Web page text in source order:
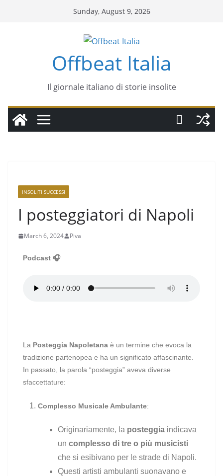
Sunday, August 9, 2026
Offbeat Italia
Il giornale italiano di storie insolite
INSOLITI SUCCESSI
I posteggiatori di Napoli
March 6, 2024 Piva
Podcast 🎧
La Posteggia Napoletana è un termine che evoca la
tradizione partenopea e ha un significato affascinante.
In passato, la parola “posteggia” aveva diverse
sfaccettature:
Complesso Musicale Ambulante:
Originariamente, la posteggia indicava
un complesso di tre o più musicisti
che si esibivano per le strade di Napoli.
Questi artisti ambulanti suonavano e